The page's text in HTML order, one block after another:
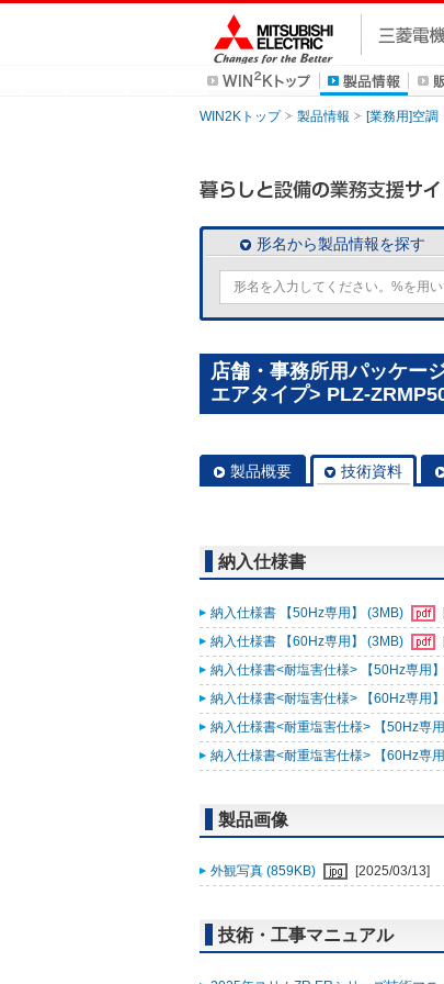
WIN2Kトップ 製品情報 [業務用]空調
形名から製品情報を探す
店舗・事務所用パッケー
エアタイプ> PLZ-
製品概要 技術資料
納入仕様書
納入仕様書 【50Hz専用】 (3MB)
納入仕様書 【60Hz専用】 (3MB)
納入仕様書<耐塩害仕様> 【50Hz専用
納入仕様書<耐塩害仕様> 【60Hz専用
納入仕様書<耐重塩害仕様> 【50Hz専
納入仕様書<耐重塩害仕様> 【60Hz専
製品画像
外観写真 (859KB) [2025/03/13]
技術・工事マニュアル